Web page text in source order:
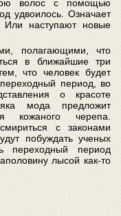
волос с помощью
удвоилось. Означает
Или наступают новые
полагающими, что
в ближайшие три
что человек будет
период, во
о красоте
мода предложит
кожаного черепа.
с законами
побуждать ученых
переходный период
лысой как-то